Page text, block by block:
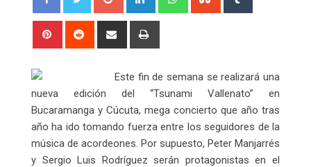
Pinterest Reddit
Share
Este fin de semana se realizará una
nueva edición del “Tsunami Vallenato” en
Bucaramanga y Cúcuta, mega concierto que año tras
año ha ido tomando fuerza entre los seguidores de la
música de acordeones. Por supuesto, Peter Manjarrés
y Sergio Luis Rodríguez serán protagonistas en el